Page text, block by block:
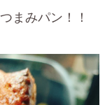
まみパン！！